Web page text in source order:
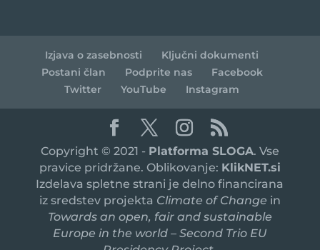
Izjava o zasebnosti
Ključni dokumenti
Postani član
Podprite nas
Facebook
Twitter
YouTube Instagram
Copyright © 2021 - Platforma SLOGA. Vse
pravice pridržane. Oblikovanje: KlikNET.si
Izdelava spletne strani je delno financirana
iz sredstev projekta Climate of Change in
Towards an open, fair and sustainable
Europe in the world – Second Trio EU